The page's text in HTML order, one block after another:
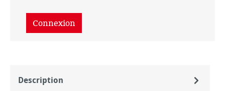
Connexion
Description